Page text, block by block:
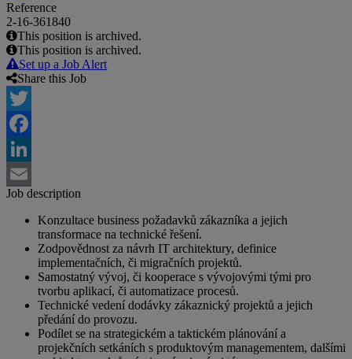
Reference
2-16-361840
This position is archived.
This position is archived.
Set up a Job Alert
Share this Job
Twitter
Facebook
LinkedIn
Email
Job description
Konzultace business požadavků zákazníka a jejich
transformace na technické řešení.
Zodpovědnost za návrh IT architektury, definice
implementačních, či migračních projektů.
Samostatný vývoj, či kooperace s vývojovými tými pro
tvorbu aplikací, či automatizace procesů.
Technické vedení dodávky zákaznický projektů a jejich
předání do provozu.
Podílet se na strategickém a taktickém plánování a
projekčních setkáních s produktovým managementem, dalšími